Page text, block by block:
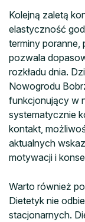
Kolejną zaletą
elastyczność
terminy poranne,
pozwala
rozkładu dnia.
Nowogrodu
funkcjonujący w
systematycznie
kontakt,
aktualnych
motywacji i
Warto również
Dietetyk nie
stacjonarnych.